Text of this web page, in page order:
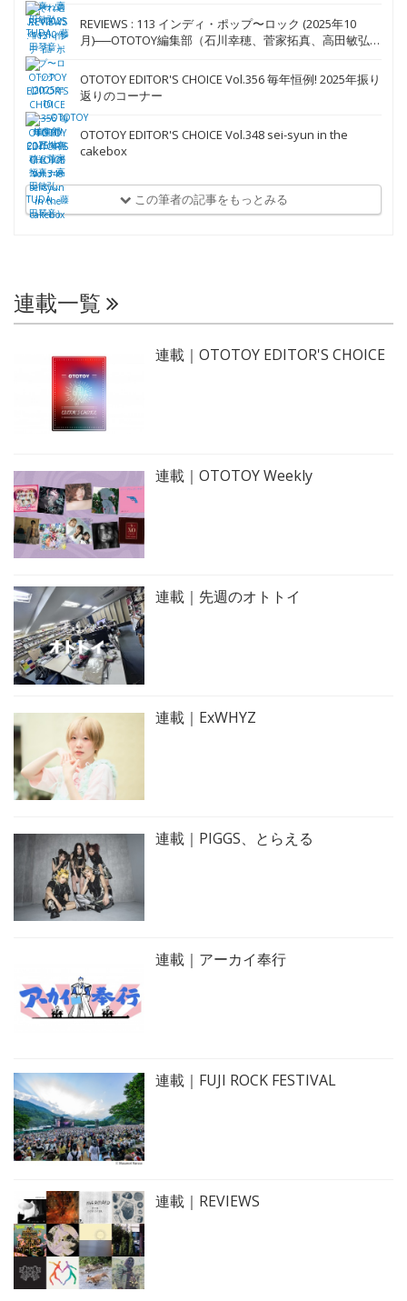
REVIEWS : 113 インディ・ポップ〜ロック (2025年10
月)──OTOTOY編集部（石川幸穂、菅家拓真、高田敏弘、
OTOTOY EDITOR'S CHOICE Vol.356 毎年恒例! 2025年振り
返りのコーナー
OTOTOY EDITOR'S CHOICE Vol.348 sei-syun in the
cakebox
この筆者の記事をもっとみる
連載一覧
連載｜OTOTOY EDITOR'S CHOICE
連載｜OTOTOY Weekly
連載｜先週のオトトイ
連載｜ExWHYZ
連載｜PIGGS、とらえる
連載｜アーカイ奉行
連載｜FUJI ROCK FESTIVAL
連載｜REVIEWS